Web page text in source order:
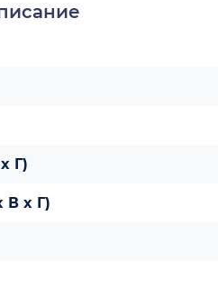
Г)
В x Г)